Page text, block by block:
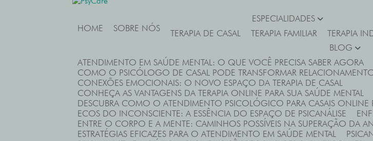
HOME SOBRE NÓS
ESPECIALIDADES
TERAPIA DE CASAL
TERAPIA FAMILIAR
TERAPIA
BLOG
ATENDIMENTO EM SAÚDE MENTAL: O QUE VOCÊ PRECISA SABER AGORA
COMO O PSICÓLOGO DE CASAL PODE TRANSFORMAR
CONEXÕES EMOCIONAIS: O NOVO ESPAÇO DA TERAPIA DE CASAL
CONHEÇA AS VANTAGENS DA TERAPIA ONLINE PARA SUA SAÚDE MENTAL
DESCUBRA COMO O ATENDIMENTO PSICOLÓGICO PARA CASAIS
ECOS DO INCONSCIENTE: A ESSÊNCIA DO ESPAÇO DE PSICANÁLISE
ENTRE O CORPO E A MENTE: CAMINHOS POSSÍVEIS NA SUPERAÇÃO DA
ESTRATÉGIAS EFICAZES PARA O ATENDIMENTO EM SAÚDE MENTAL